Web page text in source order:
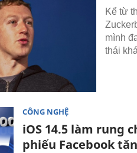
Kể từ
mình
thái
CÔNG NGHỆ
iOS 14.5 làm rung
phiếu Facebook